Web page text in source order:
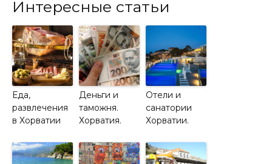
Интересные статьи
Еда,
развлечения
в Хорватии
Деньги и
таможня.
Хорватия.
Отели и
санатории
Хорватии.